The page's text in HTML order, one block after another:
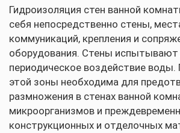
Гидроизоляция стен ванной
себя непосредственно стены,
коммуникаций, крепления и
оборудования. Стены
периодическое воздействие воды.
этой зоны необходима для
размножения в стенах ванной
микроорганизмов и
конструкционных и отделочных